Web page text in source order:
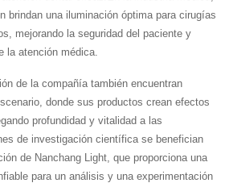
brindan una iluminación óptima para cirugías
mejorando la seguridad del paciente y
la atención médica.
de la compañía también encuentran
donde sus productos crean efectos
profundidad y vitalidad a las
de investigación científica se benefician
de Nanchang Light, que proporciona una
para un análisis y una experimentación